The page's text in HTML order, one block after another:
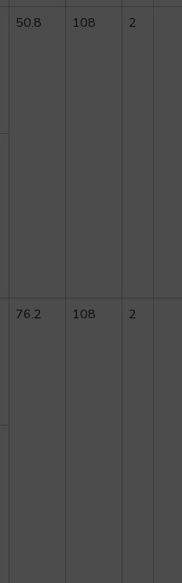
50.8 108 2
76.2 108 2